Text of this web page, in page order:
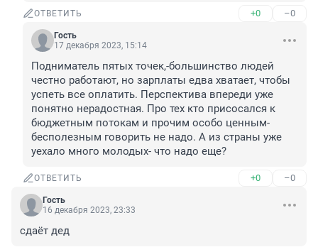
ОТВЕТИТЬ +0 –0
Гость
17 декабря 2023, 15:14
Подниматель пятых точек,-большинство людей
честно работают, но зарплаты едва хватает, чтобы
успеть все оплатить. Перспектива впереди уже
понятно нерадостная. Про тех кто присосался к
бюджетным потокам и прочим особо ценным-
бесполезным говорить не надо. А из страны уже
уехало много молодых- что надо еще?
ОТВЕТИТЬ +0 –0
Гость
16 декабря 2023, 23:33
сдаёт дед